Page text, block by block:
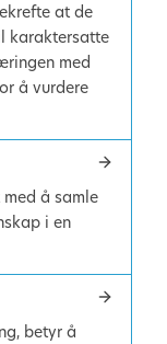
at de
karaktersatte
med
å vurdere
å samle
i en
betyr å